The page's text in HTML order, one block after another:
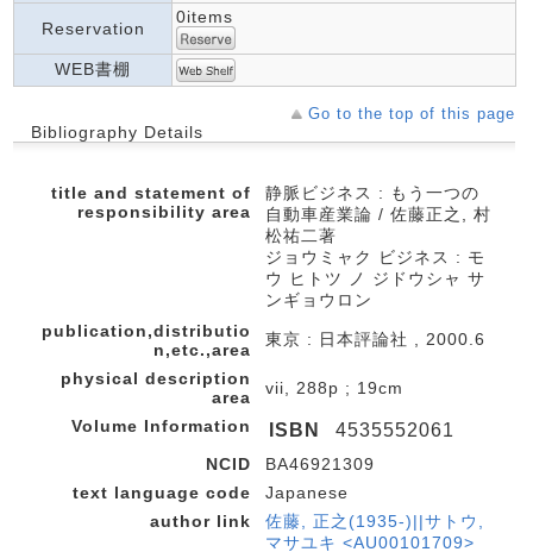
Reservation
0items
WEB書棚
Go to the top of this page
Bibliography Details
title and statement of
responsibility area
静脈ビジネス : もう一つの
自動車産業論 / 佐藤正之, 村
松祐二著
ジョウミャク ビジネス : モ
ウ ヒトツ ノ ジドウシャ サ
ンギョウロン
publication,distributio
n,etc.,area
東京 : 日本評論社 , 2000.6
physical description
area
vii, 288p ; 19cm
Volume Information
ISBN 4535552061
NCID
BA46921309
text language code
Japanese
author link
佐藤, 正之(1935-)||サトウ,
マサユキ <AU00101709>